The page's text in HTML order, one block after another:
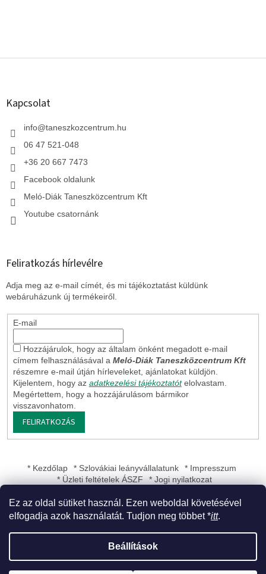
Ez az oldal sütiket használ. Ezen weboldal követésével
elfogadja azok használatát. Tudjon meg többet *itt.
Beállítások
L
Kapcsolat
info@taneszkozcentrum.hu
06 47 521-048
+36 20 667 7473
Facebook oldalunk
Meló-Diák Taneszközcentrum Kft
Youtube csatornánk
Feliratkozás hírlevélre
Adja meg az e-mail címét, és mi tájékoztatást küldünk
webáruházunk új termékeiről.
E-mail
Hozzájárulok, hogy az általam önként megadott e-mail
címem felhasználásával a Meló-Diák Taneszközcentrum Kft
részemre e-mail útján hírleveleket, ajánlatokat küldjön.
Kijelentem, hogy az adatkezelési tájékoztatót elolvastam.
Megértettem, hogy a hozzájárulásom bármikor
visszavonhatom.
FELIRATKOZÁS
* Kezdőlap * Szlovákiai leányvállalatunk
* Impresszum
* Üzleti feltételek ÁSZF
* Jogi nyilatkozat